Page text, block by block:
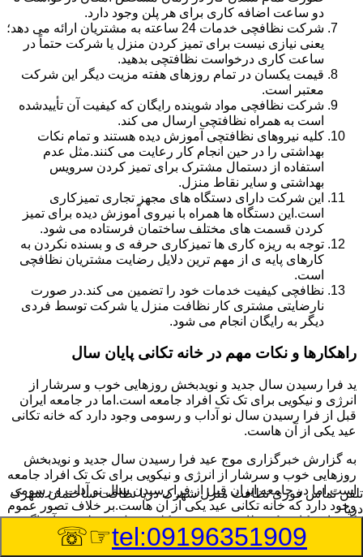
دو ساعت اضافه کاری برای هر پلن وجود دارد.
شرکت نظافچی خدمات 24 ساعته به مشتریان ارائه می دهد؛
یعنی نیازی نیست برای تمیز کردن منزل یا شرکت حتماً در
ساعت کاری درخواست نظافتچی بدهید.
قیمت یکسان در تمام روزهای هفته مزیت دیگر این شرکت
معتبر است.
شرکت نظافچی مواد شوینده رایگان که کیفیت آن تأییدشده
است به همراه نظافتچی ارسال می کند.
کلیه نیروهای نظافتچی آموزش دیده هستند و تمام نکات
بهداشتی را در حین انجام کار رعایت می کنند.مثل عدم
استفاده از دستمال مشترک برای تمیز کردن سرویس
بهداشتی و سایر نقاط منزل.
این شرکت دارای دستگاه های مجهز تجاری تمیزکاری
است.این دستگاه ها همراه با نیروی آموزش دیده برای تمیز
کردن قسمت های مختلف ساختمان فرستاده می شود.
توجه به ریزه کاری ها تمیزکاری حرفه ی و بسنده نکردن به
کارهای پایه ی از مهم ترین دلایل رضایت مشتریان نظافچی
است.
نظافچی کیفیت خدمات خود را تضمین می کند.در صورت
نارضایتی مشتری کار نظافت منزل یا شرکت توسط فردی
دیگر به رایگان انجام می شود.
راهکارها و نکات مهم در خانه تکانی پایان سال
ید فرا رسیدن سال جدید و نویدبخش روزهایی خوب و سرشار از
انرژی و نیکویی برای تک تک افراد جامعه است.اما در جامعه ایران
قبل از فرا رسیدن سال نو آداب و رسومی وجود دارد که خانه تکانی
عید یکی از آن هاست.
به گزارش خبرگزاری موج عید فرا رسیدن سال جدید و نویدبخش
روزهایی خوب و سرشار از انرژی و نیکویی برای تک تک افراد جامعه
است.اما در جامعه ایران قبل از فرا رسیدن سال نو آداب و رسومی
وجود دارد که خانه تکانی عید یکی از آن هاست.بر خلاف تصور عموم
که خانه تکانی یک نظافت عمومی و کلی منزل به نظر می آید اگر
بخواهیم به طور اصولی آن را انجام دهیم باید به برخی از نکات توجه
بیشتر داشته باشیم.
تلفن تماس فورینظافت منزل شهرک دریا نظافت ساختمان شهرک
دریا
tel:09196351909
☞☏